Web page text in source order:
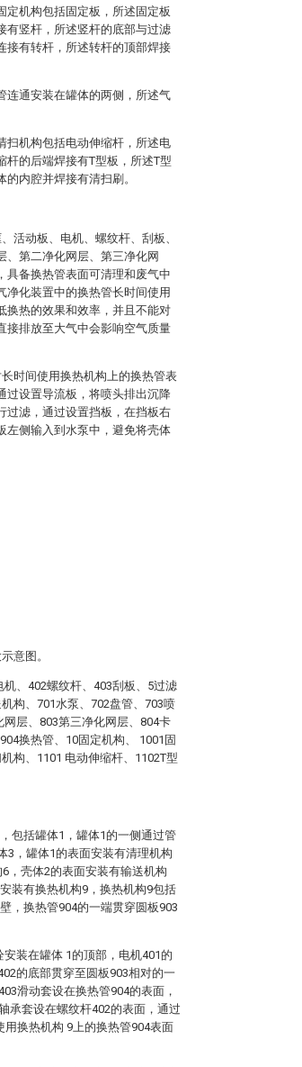
定机构包括固定板，所述固定板
有竖杆，所述竖杆的底部与过滤
接有转杆，所述转杆的顶部焊接
连通安装在罐体的两侧，所述气
扫机构包括电动伸缩杆，所述电
的后端焊接有T型板，所述T型
内腔并焊接有清扫刷。
活动板、电机、螺纹杆、刮板、
、第二净化网层、第三净化网
具备换热管表面可清理和废气中
净化装置中的换热管长时间使用
换热的效果和效率，并且不能对
接排放至大气中会影响空气质量
时间使用换热机构上的换热管表
过设置导流板，将喷头排出沉降
过滤，通过设置挡板，在挡板右
左侧输入到水泵中，避免将壳体
意图。
、402螺纹杆、403刮板、5过滤
构、701水泵、702盘管、703喷
层、803第三净化网层、804卡
换热管、10固定机构、 1001固
构、1101 电动伸缩杆、1102T型
包括罐体1，罐体1的一侧通过管
3，罐体1的表面安装有清理机构
，壳体2的表面安装有输送机构
装有换热机构9，换热机构9包括
，换热管904的一端贯穿圆板903
装在罐体 1的顶部，电机401的
的底部贯穿至圆板903相对的一
滑动套设在换热管904的表面，
承套设在螺纹杆402的表面，通过
换热机构 9上的换热管904表面